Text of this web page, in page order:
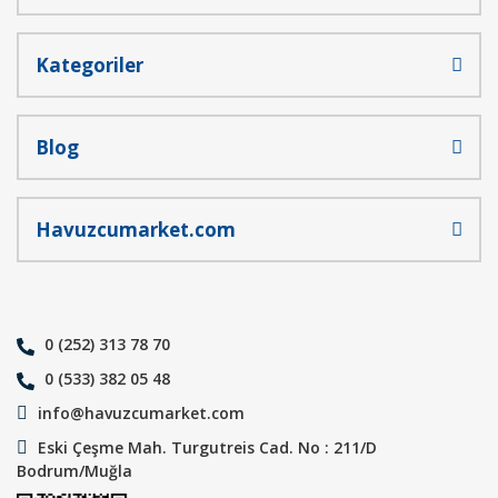
Kategoriler
Blog
Havuzcumarket.com
0 (252) 313 78 70
0 (533) 382 05 48
info@havuzcumarket.com
Eski Çeşme Mah. Turgutreis Cad. No : 211/D
Bodrum/Muğla